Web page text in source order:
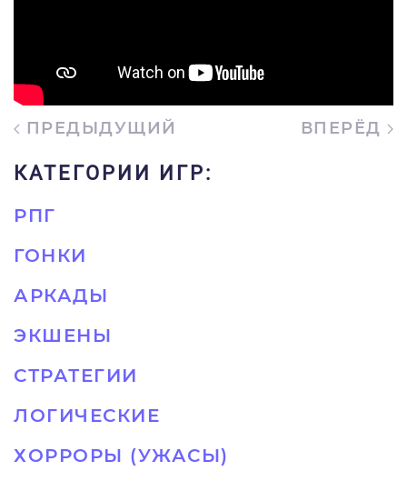
ПРЕДЫДУЩИЙ ВПЕРЁД
КАТЕГОРИИ ИГР:
РПГ
ГОНКИ
АРКАДЫ
ЭКШЕНЫ
СТРАТЕГИИ
ЛОГИЧЕСКИЕ
ХОРРОРЫ (УЖАСЫ)